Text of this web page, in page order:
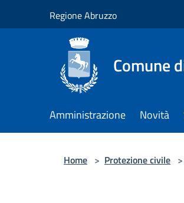
Regione Abruzzo
Comune
Amministrazione Novità
Home > Protezione civile >